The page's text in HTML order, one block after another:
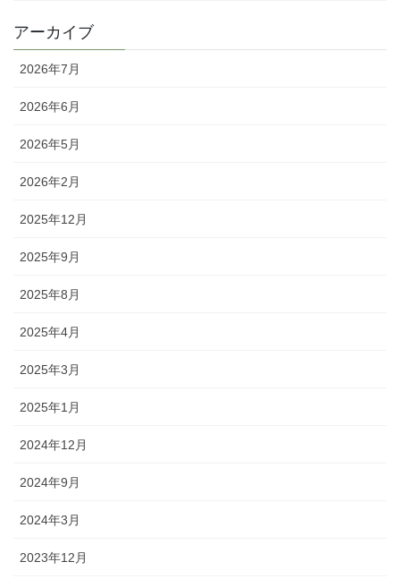
アーカイブ
2026年7月
2026年6月
2026年5月
2026年2月
2025年12月
2025年9月
2025年8月
2025年4月
2025年3月
2025年1月
2024年12月
2024年9月
2024年3月
2023年12月